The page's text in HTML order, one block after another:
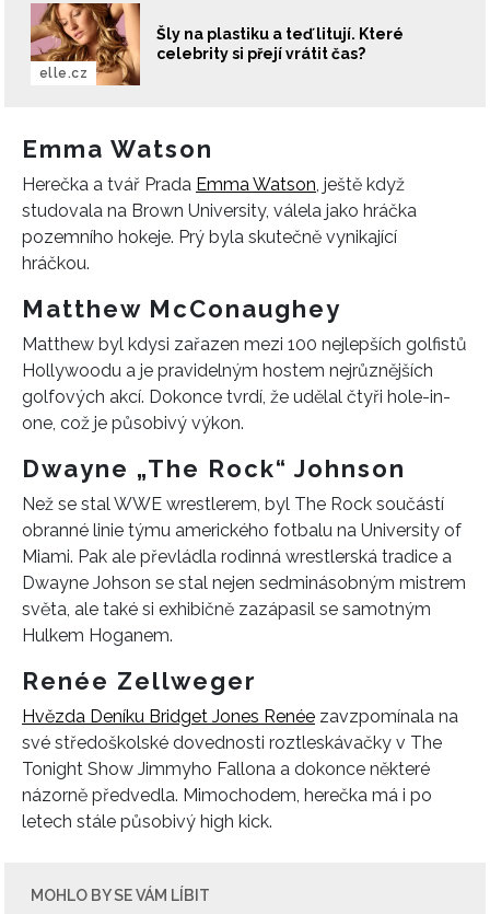
Šly na plastiku a teď litují. Které
celebrity si přejí vrátit čas?
elle.cz
Emma Watson
Herečka a tvář Prada Emma Watson , ještě když
studovala na Brown University, válela jako hráčka
pozemního hokeje. Prý byla skutečně vynikající
hráčkou.
Matthew McConaughey
Matthew byl kdysi zařazen mezi 100 nejlepších golfistů
Hollywoodu a je pravidelným hostem nejrůznějších
golfových akcí. Dokonce tvrdí, že udělal čtyři hole-in-
one, což je působivý výkon.
Dwayne „The Rock“ Johnson
Než se stal WWE wrestlerem, byl The Rock součástí
obranné linie týmu amerického fotbalu na University of
Miami. Pak ale převládla rodinná wrestlerská tradice a
Dwayne Johson se stal nejen sedminásobným mistrem
světa, ale také si exhibičně zazápasil se samotným
Hulkem Hoganem.
Renée Zellweger
Hvězda Deníku Bridget Jones Renée zavzpomínala na
své středoškolské dovednosti roztleskávačky v The
Tonight Show Jimmyho Fallona a dokonce některé
názorně předvedla. Mimochodem, herečka má i po
letech stále působivý high kick.
MOHLO BY SE VÁM LÍBIT